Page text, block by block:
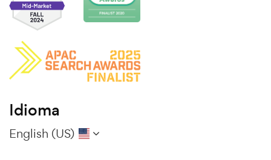
Idioma
English (US)